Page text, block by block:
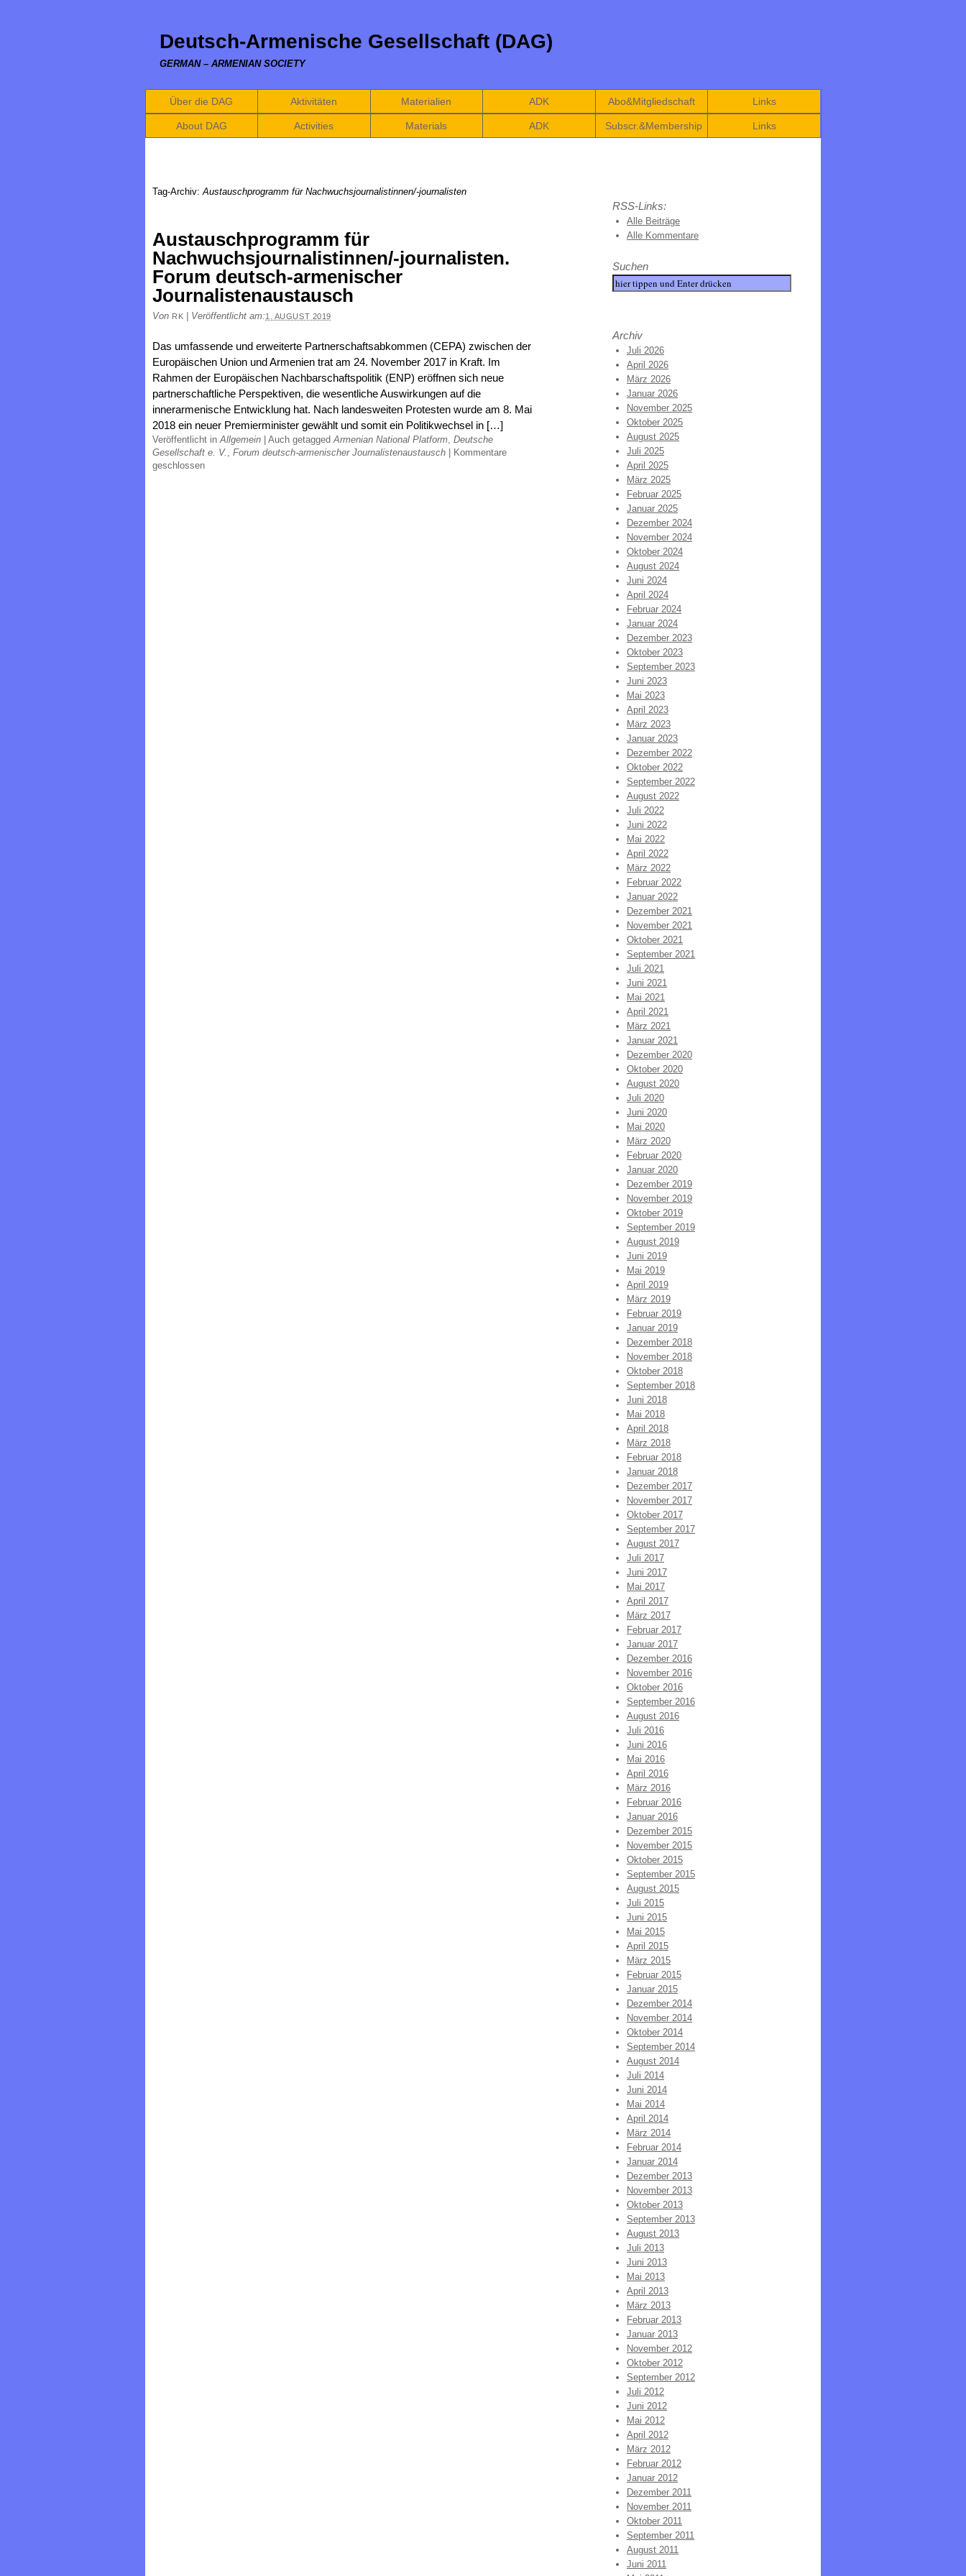
Deutsch-Armenische Gesellschaft (DAG)
GERMAN – ARMENIAN SOCIETY
Über die DAG Aktivitäten Materialien ADK Abo&Mitgliedschaft Links
About DAG Activities Materials ADK Subscr.&Membership Links
Tag-Archiv:Austauschprogramm für Nachwuchsjournalistinnen/-journalisten
Austauschprogramm für
Nachwuchsjournalistinnen/-journalisten.
Forum deutsch-armenischer
Journalistenaustausch
Von RK Veröffentlicht am:1. AUGUST 2019
Das umfassende und erweiterte Partnerschaftsabkommen (CEPA) zwischen der
Europäischen Union und Armenien trat am 24. November 2017 in Kraft. Im
Rahmen der Europäischen Nachbarschaftspolitik (ENP) eröffnen sich neue
partnerschaftliche Perspektiven, die wesentliche Auswirkungen auf die
innerarmenische Entwicklung hat. Nach landesweiten Protesten wurde am 8. Mai
2018 ein neuer Premierminister gewählt und somit ein Politikwechsel in […]
Veröffentlicht inAllgemein Auch getaggedArmenian National Platform, Deutsche
Gesellschaft e. V. , Forum deutsch-armenischer Journalistenaustausch
Kommentare
geschlossen
RSS-Links:
Alle Beiträge
Alle Kommentare
Suchen
Archiv
Juli 2026
April 2026
März 2026
Januar 2026
November 2025
Oktober 2025
August 2025
Juli 2025
April 2025
März 2025
Februar 2025
Januar 2025
Dezember 2024
November 2024
Oktober 2024
August 2024
Juni 2024
April 2024
Februar 2024
Januar 2024
Dezember 2023
Oktober 2023
September 2023
Juni 2023
Mai 2023
April 2023
März 2023
Januar 2023
Dezember 2022
Oktober 2022
September 2022
August 2022
Juli 2022
Juni 2022
Mai 2022
April 2022
März 2022
Februar 2022
Januar 2022
Dezember 2021
November 2021
Oktober 2021
September 2021
Juli 2021
Juni 2021
Mai 2021
April 2021
März 2021
Januar 2021
Dezember 2020
Oktober 2020
August 2020
Juli 2020
Juni 2020
Mai 2020
März 2020
Februar 2020
Januar 2020
Dezember 2019
November 2019
Oktober 2019
September 2019
August 2019
Juni 2019
Mai 2019
April 2019
März 2019
Februar 2019
Januar 2019
Dezember 2018
November 2018
Oktober 2018
September 2018
Juni 2018
Mai 2018
April 2018
März 2018
Februar 2018
Januar 2018
Dezember 2017
November 2017
Oktober 2017
September 2017
August 2017
Juli 2017
Juni 2017
Mai 2017
April 2017
März 2017
Februar 2017
Januar 2017
Dezember 2016
November 2016
Oktober 2016
September 2016
August 2016
Juli 2016
Juni 2016
Mai 2016
April 2016
März 2016
Februar 2016
Januar 2016
Dezember 2015
November 2015
Oktober 2015
September 2015
August 2015
Juli 2015
Juni 2015
Mai 2015
April 2015
März 2015
Februar 2015
Januar 2015
Dezember 2014
November 2014
Oktober 2014
September 2014
August 2014
Juli 2014
Juni 2014
Mai 2014
April 2014
März 2014
Februar 2014
Januar 2014
Dezember 2013
November 2013
Oktober 2013
September 2013
August 2013
Juli 2013
Juni 2013
Mai 2013
April 2013
März 2013
Februar 2013
Januar 2013
November 2012
Oktober 2012
September 2012
Juli 2012
Juni 2012
Mai 2012
April 2012
März 2012
Februar 2012
Januar 2012
Dezember 2011
November 2011
Oktober 2011
September 2011
August 2011
Juni 2011